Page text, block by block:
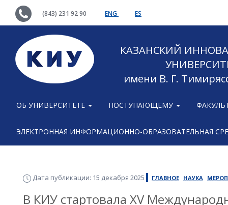
(843) 231 92 90 ENG ES
КАЗАНСКИЙ
имени В. Г.
ОБ УНИВЕРСИТЕТЕ ПОСТУПАЮЩЕМУ
ЭЛЕКТРОННАЯ ИНФОРМАЦИОННО-ОБРАЗОВАТЕЛЬНАЯ
Дата публикации: 15 декабря 2025 ГЛАВНОЕ НАУКА
В КИУ стартовала XV